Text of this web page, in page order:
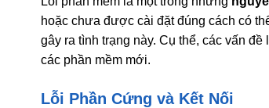
hoặc chưa được cài đặt đúng cách có
gây ra tình trạng này. Cụ thể, các vấn
các phần mềm mới.
Lỗi Phần Cứng và Kết Nối